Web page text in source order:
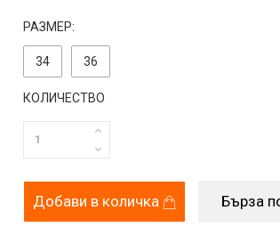
РАЗМЕР:
34 36
КОЛИЧЕСТВО
Добави в количка Бърза